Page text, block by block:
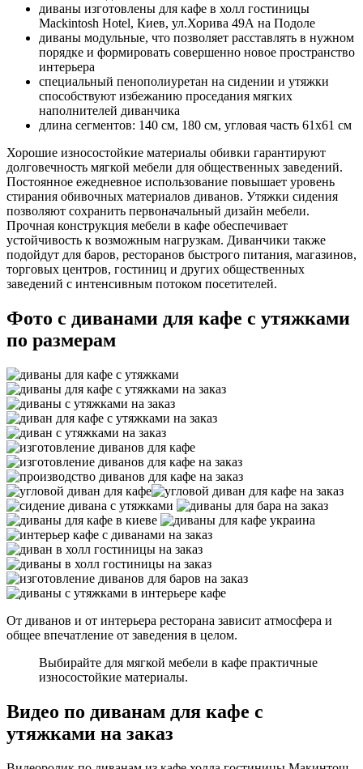
диваны изготовлены для кафе в холл гостиницы
Mackintosh Hotel, Киев, ул.Хорива 49А на Подоле
диваны модульные, что позволяет расставлять в нужном
порядке и формировать совершенно новое пространство
интерьера
специальный пенополиуретан на сидении и утяжки
способствуют избежанию проседания мягких
наполнителей диванчика
длина сегментов: 140 см, 180 см, угловая часть 61х61 см
Хорошие износостойкие материалы обивки гарантируют
долговечность мягкой мебели для общественных заведений.
Постоянное ежедневное использование повышает уровень
стирания обивочных материалов диванов. Утяжки сидения
позволяют сохранить первоначальный дизайн мебели.
Прочная конструкция мебели в кафе обеспечивает
устойчивость к возможным нагрузкам. Диванчики также
подойдут для баров, ресторанов быстрого питания, магазинов,
торговых центров, гостиниц и других общественных
заведений с интенсивным потоком посетителей.
Фото с диванами для кафе с утяжками
по размерам
От диванов и от интерьера ресторана зависит атмосфера и
общее впечатление от заведения в целом.
Выбирайте для мягкой мебели в кафе практичные
износостойкие материалы.
Видео по диванам для кафе с
утяжками на заказ